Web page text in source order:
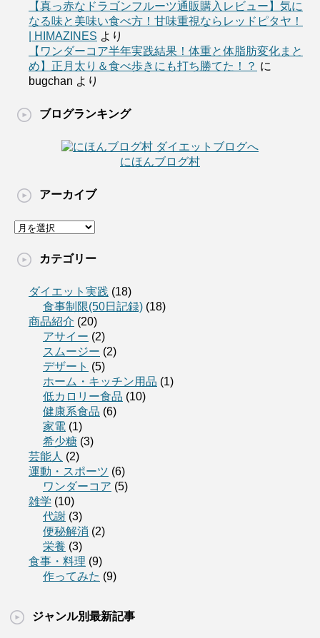
【真っ赤なドラゴンフルーツ通販購入レビュー】気に
なる味と美味い食べ方！甘味重視ならレッドピタヤ！
| HIMAZINES より
【ワンダーコア半年実践結果！体重と体脂肪変化まと
め】正月太り＆食べ歩きにも打ち勝てた！？ に
bugchan より
ブログランキング
にほんブログ村
アーカイブ
カテゴリー
ダイエット実践 (18)
食事制限(50日記録) (18)
商品紹介 (20)
アサイー (2)
スムージー (2)
デザート (5)
ホーム・キッチン用品 (1)
低カロリー食品 (10)
健康系食品 (6)
家電 (1)
希少糖 (3)
芸能人 (2)
運動・スポーツ (6)
ワンダーコア (5)
雑学 (10)
代謝 (3)
便秘解消 (2)
栄養 (3)
食事・料理 (9)
作ってみた (9)
ジャンル別最新記事